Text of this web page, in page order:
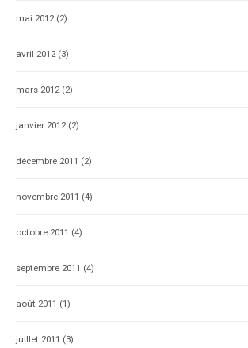
mai 2012(2)
avril 2012(3)
mars 2012(2)
janvier 2012(2)
décembre 2011 (2)
novembre 2011 (4)
octobre 2011 (4)
septembre 2011 (4)
août 2011 (1)
juillet 2011 (3)